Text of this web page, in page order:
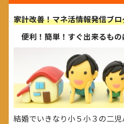
家計改善！マネ活情報発信ブ
便利！簡単！すぐ出来るもの
結婚でいきなり小５小３の二